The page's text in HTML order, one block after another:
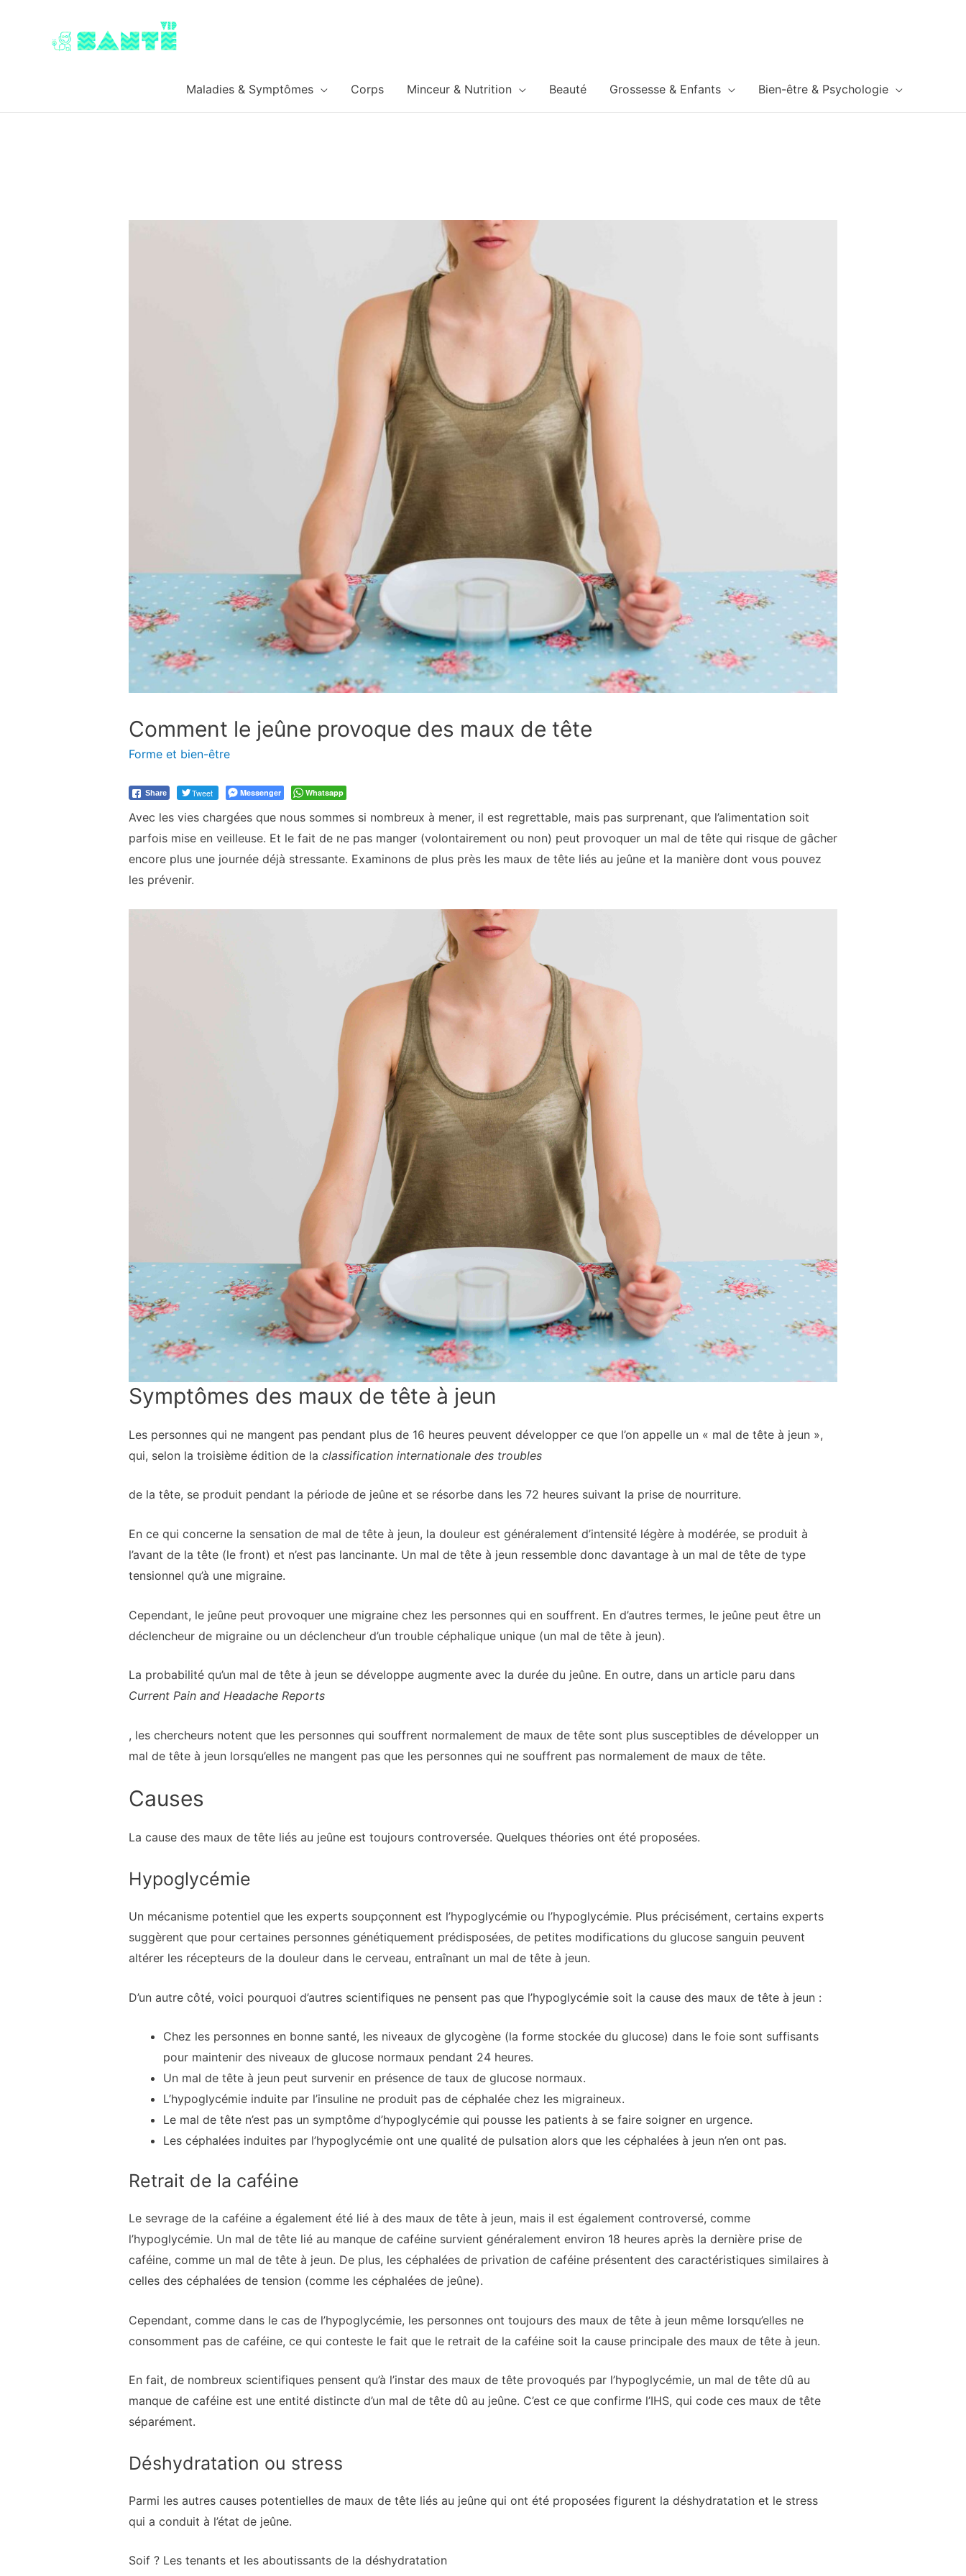
Maladies & Symptômes Corps Minceur & Nutrition Beauté Grossesse & Enfants Bien-être & Psychologie
Comment le jeûne provoque des maux de tête
Forme et bien-être
Share Tweet Messenger Whatsapp
Avec les vies chargées que nous sommes si nombreux à mener, il est regrettable, mais pas surprenant, que l’alimentation soit
parfois mise en veilleuse. Et le fait de ne pas manger (volontairement ou non) peut provoquer un mal de tête qui risque de gâcher
encore plus une journée déjà stressante. Examinons de plus près les maux de tête liés au jeûne et la manière dont vous pouvez
les prévenir.
Symptômes des maux de tête à jeun
Les personnes qui ne mangent pas pendant plus de 16 heures peuvent développer ce que l’on appelle un « mal de tête à jeun »,
qui, selon la troisième édition de la classification internationale des troubles
de la tête, se produit pendant la période de jeûne et se résorbe dans les 72 heures suivant la prise de nourriture.
En ce qui concerne la sensation de mal de tête à jeun, la douleur est généralement d’intensité légère à modérée, se produit à
l’avant de la tête (le front) et n’est pas lancinante. Un mal de tête à jeun ressemble donc davantage à un mal de tête de type
tensionnel qu’à une migraine.
Cependant, le jeûne peut provoquer une migraine chez les personnes qui en souffrent. En d’autres termes, le jeûne peut être un
déclencheur de migraine ou un déclencheur d’un trouble céphalique unique (un mal de tête à jeun).
La probabilité qu’un mal de tête à jeun se développe augmente avec la durée du jeûne. En outre, dans un article paru dans
Current Pain and Headache Reports
, les chercheurs notent que les personnes qui souffrent normalement de maux de tête sont plus susceptibles de développer un
mal de tête à jeun lorsqu’elles ne mangent pas que les personnes qui ne souffrent pas normalement de maux de tête.
Causes
La cause des maux de tête liés au jeûne est toujours controversée. Quelques théories ont été proposées.
Hypoglycémie
Un mécanisme potentiel que les experts soupçonnent est l’hypoglycémie ou l’hypoglycémie. Plus précisément, certains experts
suggèrent que pour certaines personnes génétiquement prédisposées, de petites modifications du glucose sanguin peuvent
altérer les récepteurs de la douleur dans le cerveau, entraînant un mal de tête à jeun.
D’un autre côté, voici pourquoi d’autres scientifiques ne pensent pas que l’hypoglycémie soit la cause des maux de tête à jeun :
Chez les personnes en bonne santé, les niveaux de glycogène (la forme stockée du glucose) dans le foie sont suffisants
pour maintenir des niveaux de glucose normaux pendant 24 heures.
Un mal de tête à jeun peut survenir en présence de taux de glucose normaux.
L’hypoglycémie induite par l’insuline ne produit pas de céphalée chez les migraineux.
Le mal de tête n’est pas un symptôme d’hypoglycémie qui pousse les patients à se faire soigner en urgence.
Les céphalées induites par l’hypoglycémie ont une qualité de pulsation alors que les céphalées à jeun n’en ont pas.
Retrait de la caféine
Le sevrage de la caféine a également été lié à des maux de tête à jeun, mais il est également controversé, comme
l’hypoglycémie. Un mal de tête lié au manque de caféine survient généralement environ 18 heures après la dernière prise de
caféine, comme un mal de tête à jeun. De plus, les céphalées de privation de caféine présentent des caractéristiques similaires à
celles des céphalées de tension (comme les céphalées de jeûne).
Cependant, comme dans le cas de l’hypoglycémie, les personnes ont toujours des maux de tête à jeun même lorsqu’elles ne
consomment pas de caféine, ce qui conteste le fait que le retrait de la caféine soit la cause principale des maux de tête à jeun.
En fait, de nombreux scientifiques pensent qu’à l’instar des maux de tête provoqués par l’hypoglycémie, un mal de tête dû au
manque de caféine est une entité distincte d’un mal de tête dû au jeûne. C’est ce que confirme l’IHS, qui code ces maux de tête
séparément.
Déshydratation ou stress
Parmi les autres causes potentielles de maux de tête liés au jeûne qui ont été proposées figurent la déshydratation et le stress
qui a conduit à l’état de jeûne.
Soif ? Les tenants et les aboutissants de la déshydratation